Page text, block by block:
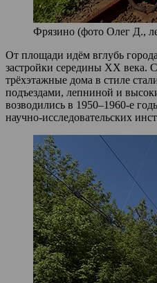
Фрязино (фото Олег Д.,
От площади идём вглубь
застройки середины XX века.
трёхэтажные дома в стиле
подъездами, лепниной и
возводились в 1950–1960‑е
научно‑исследовательских